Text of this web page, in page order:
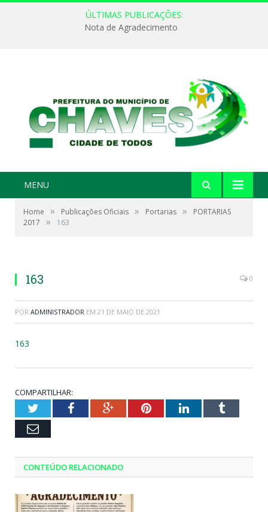
ÚLTIMAS PUBLICAÇÕES:
Nota de Agradecimento
MENU
Home » Publicações Oficiais » Portarias »
PORTARIAS
2017
» 163
163 0
POR ADMINISTRADOR EM 21 DE MAIO DE 2021
163
COMPARTILHAR:
TwitterFacebookGoogle+PinterestLinkedInTumblr
Email
CONTEÚDO RELACIONADO